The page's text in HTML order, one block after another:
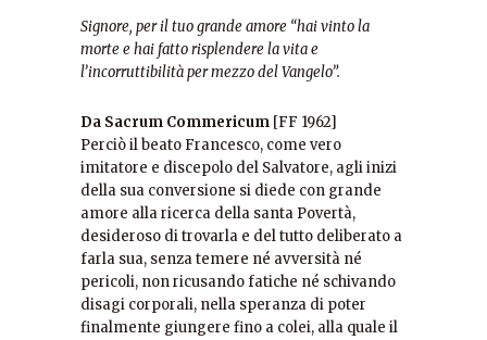
Signore, per il tuo grande amore “hai vinto la
morte e hai fatto risplendere la vita e
l’incorruttibilità per mezzo del Vangelo”.
Da Sacrum Commericum [FF 1962]
Perciò il beato Francesco, come vero
imitatore e discepolo del Salvatore, agli inizi
della sua conversione si diede con grande
amore alla ricerca della santa Povertà,
desideroso di trovarla e del tutto deliberato a
farla sua, senza temere né avversità né
pericoli, non ricusando fatiche né schivando
disagi corporali, nella speranza di poter
finalmente giungere fino a colei, alla quale il